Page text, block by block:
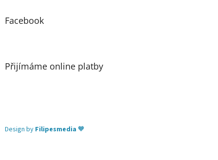
Facebook
Přijímáme online platby
Design by Filipesmedia 🧡